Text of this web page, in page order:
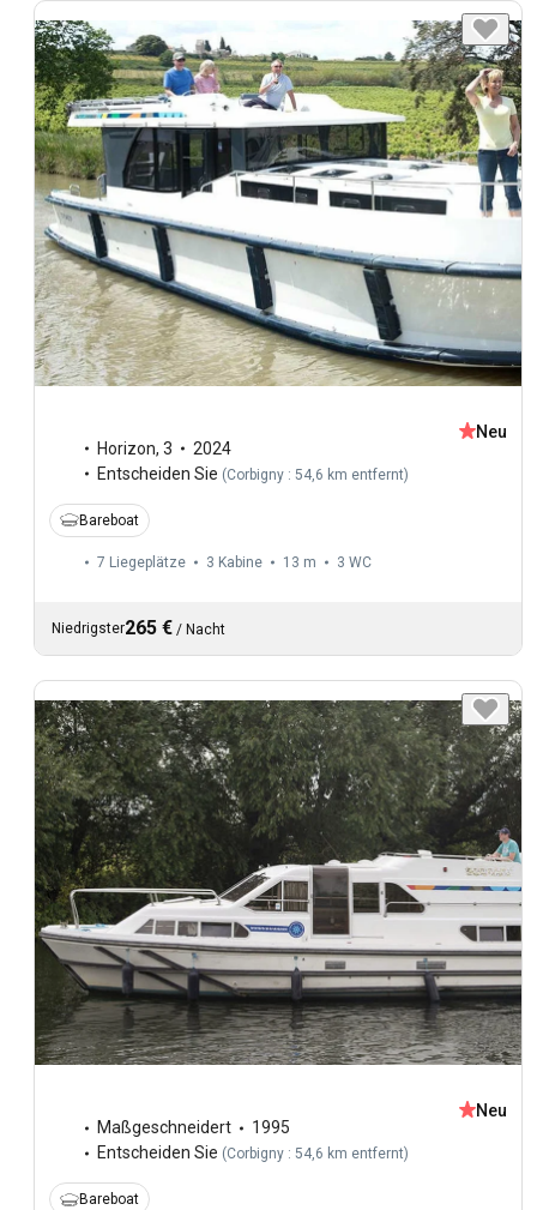
Horizon, 3
2024
Entscheiden Sie (Corbigny : 54,6 km entfernt)
Neu
Bareboat
7 Liegeplätze 3 Kabine 13 m 3 WC
Niedrigster265 € / Nacht
Maßgeschneidert
1995
Entscheiden Sie (Corbigny : 54,6 km entfernt)
Neu
Bareboat